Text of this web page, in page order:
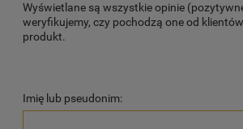
Wyświetlane są wszystkie opinie
weryfikujemy, czy pochodzą one od
produkt.
Imię lub pseudonim: